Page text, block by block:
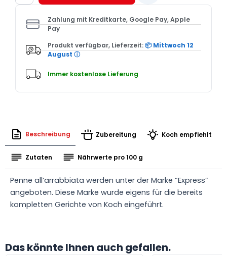
Menge
Zahlung mit Kreditkarte, Google Pay, Apple
Pay
Produkt verfügbar, Lieferzeit:📦 Mittwoch 12
August ⓘ
Immer kostenlose Lieferung
Beschreibung Zubereitung Koch empfiehlt
Zutaten Nährwerte pro 100 g
Penne all’arrabbiata werden unter der Marke “Express”
angeboten. Diese Marke wurde eigens für die bereits
kompletten Gerichte von Koch eingeführt.
Das könnte Ihnen auch gefallen.